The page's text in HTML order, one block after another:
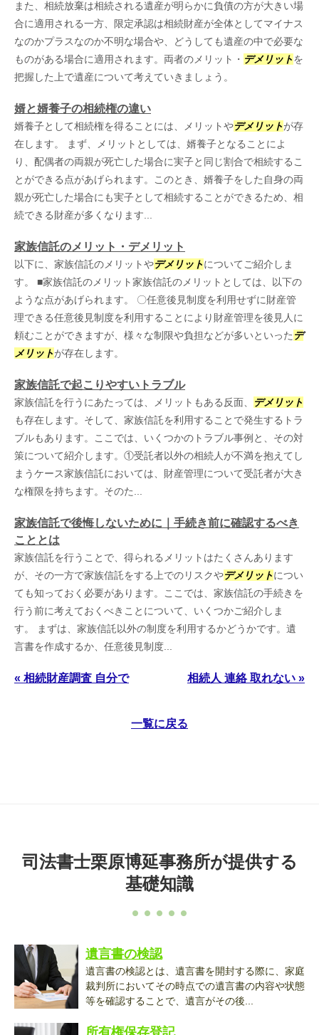
また、相続放棄は相続される遺産が明らかに負債の方が大きい場
合に適用される一方、限定承認は相続財産が全体としてマイナス
なのかプラスなのか不明な場合や、どうしても遺産の中で必要な
ものがある場合に適用されます。両者のメリット・ デメリットを
把握した上で遺産について考えていきましょう。
婿と婿養子の相続権の違い
婿養子として相続権を得ることには、メリットやデメリットが存
在します。 まず、メリットとしては、婿養子となることによ
り、配偶者の両親が死亡した場合に実子と同じ割合で相続するこ
とができる点があげられます。このとき、婿養子をした自身の両
親が死亡した場合にも実子として相続することができるため、相
続できる財産が多くなります...
家族信託のメリット・デメリット
以下に、家族信託のメリットやデメリットについてご紹介しま
す。 ■家族信託のメリット家族信託のメリットとしては、以下の
ような点があげられます。 〇任意後見制度を利用せずに財産管
理できる任意後見制度を利用することにより財産管理を後見人に
頼むことができますが、様々な制限や負担などが多いといった デ
メリットが存在します。
家族信託で起こりやすいトラブル
家族信託を行うにあたっては、メリットもある反面、
デメリット
も存在します。そして、家族信託を利用することで発生するトラ
ブルもあります。ここでは、いくつかのトラブル事例と、その対
策について紹介します。①受託者以外の相続人が不満を抱えてし
まうケース家族信託においては、財産管理について受託者が大き
な権限を持ちます。そのた...
家族信託で後悔しないために｜手続き前に確認するべき
こととは
家族信託を行うことで、得られるメリットはたくさんあります
が、その一方で家族信託をする上でのリスクやデメリットについ
ても知っておく必要があります。ここでは、家族信託の手続きを
行う前に考えておくべきことについて、いくつかご紹介しま
す。 まずは、家族信託以外の制度を利用するかどうかです。遺
言書を作成するか、任意後見制度...
« 相続財産調査 自分で 相続人 連絡 取れない »
一覧に戻る
司法書士栗原博延事務所が提供する
基礎知識
遺言書の検認
遺言書の検認とは、遺言書を開封する際に、家庭
裁判所においてその時点での遺言書の内容や状態
等を確認することで、遺言がその後...
所有権保存登記